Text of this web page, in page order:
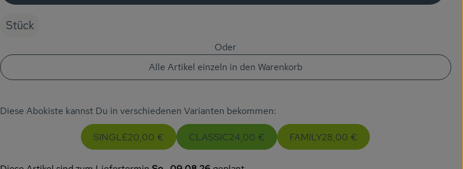
Stück
Oder
Alle Artikel einzeln in den Warenkorb
Diese Abokiste kannst Du in verschiedenen Varianten bekommen:
SINGLE20,00 € CLASSIC24,00 € FAMILY28,00 €